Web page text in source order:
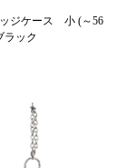
ッジケース 小 (～56
ラック